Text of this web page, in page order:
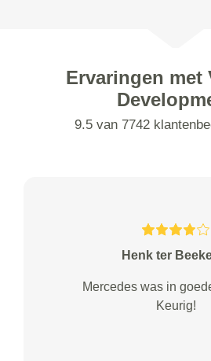
Ervaringen met
9.5 van 7742
Henk ter
Mercedes was in
Keurig!